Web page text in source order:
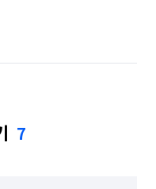
경북 울진군
7